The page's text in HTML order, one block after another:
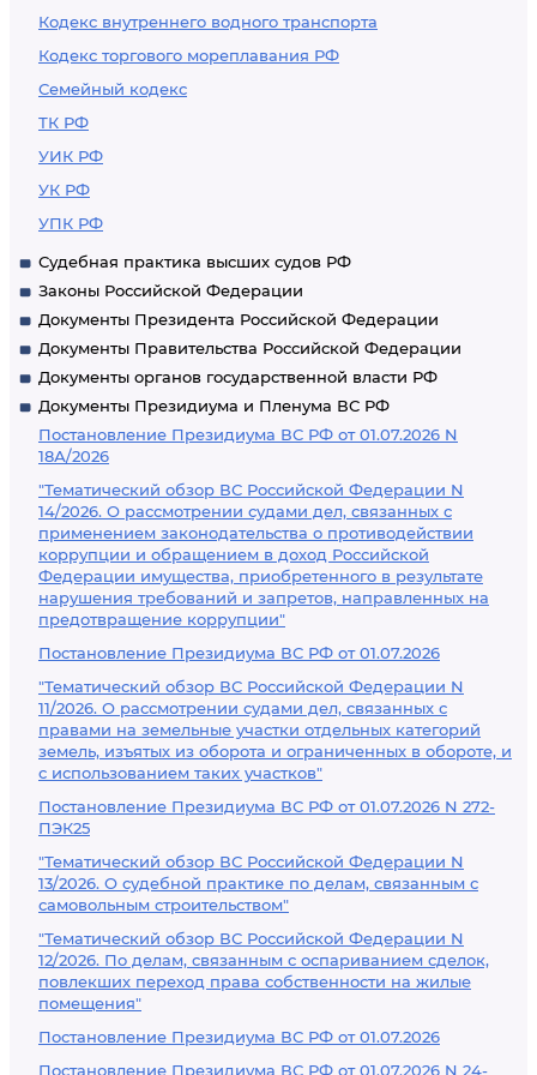
Кодекс внутреннего водного транспорта
Кодекс торгового мореплавания РФ
Семейный кодекс
ТК РФ
УИК РФ
УК РФ
УПК РФ
Судебная практика высших судов РФ
Законы Российской Федерации
Документы Президента Российской Федерации
Документы Правительства Российской Федерации
Документы органов государственной власти РФ
Документы Президиума и Пленума ВС РФ
Постановление Президиума ВС РФ от 01.07.2026 N
18А/2026
"Тематический обзор ВС Российской Федерации N
14/2026. О рассмотрении судами дел, связанных с
применением законодательства о противодействии
коррупции и обращением в доход Российской
Федерации имущества, приобретенного в результате
нарушения требований и запретов, направленных на
предотвращение коррупции"
Постановление Президиума ВС РФ от 01.07.2026
"Тематический обзор ВС Российской Федерации N
11/2026. О рассмотрении судами дел, связанных с
правами на земельные участки отдельных категорий
земель, изъятых из оборота и ограниченных в обороте, и
с использованием таких участков"
Постановление Президиума ВС РФ от 01.07.2026 N 272-
ПЭК25
"Тематический обзор ВС Российской Федерации N
13/2026. О судебной практике по делам, связанным с
самовольным строительством"
"Тематический обзор ВС Российской Федерации N
12/2026. По делам, связанным с оспариванием сделок,
повлекших переход права собственности на жилые
помещения"
Постановление Президиума ВС РФ от 01.07.2026
Постановление Президиума ВС РФ от 01.07.2026 N 24-